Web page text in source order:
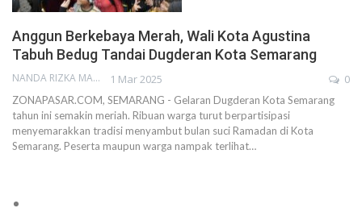
Anggun Berkebaya Merah, Wali Kota Agustina
Tabuh Bedug Tandai Dugderan Kota Semarang
NANDA RIZKA MAHENDRA 1 Mar 2025 0
ZONAPASAR.COM, SEMARANG - Gelaran Dugderan Kota Semarang
tahun ini semakin meriah. Ribuan warga turut berpartisipasi
menyemarakkan tradisi menyambut bulan suci Ramadan di Kota
Semarang. Peserta maupun warga nampak terlihat…